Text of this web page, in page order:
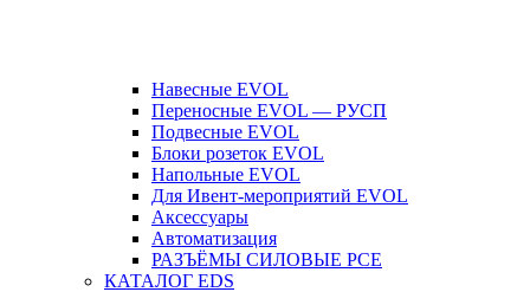
Навесные EVOL
Переносные EVOL — РУСП
Подвесные EVOL
Блоки розеток EVOL
Напольные EVOL
Для Ивент-мероприятий EVOL
Аксессуары
Автоматизация
РАЗЪЁМЫ СИЛОВЫЕ PCE
КАТАЛОГ EDS